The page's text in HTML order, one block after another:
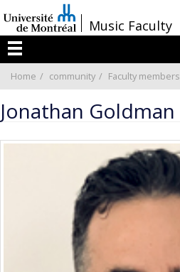
au
contenu
/Music Faculty
Menu
Home community Faculty members
Jonathan Goldman